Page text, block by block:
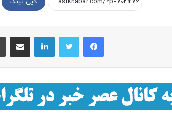
فیسبوک لینکداین